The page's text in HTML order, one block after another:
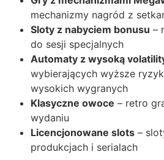
Hacklink
satın al
panel
mechanizmy nagród z
Sloty z nabyciem bonusu –
do sesji specjalnych
Automaty z wysoką
wybierających wyższe
wysokich wygranych
Klasyczne owoce – retro
wydaniu
Licencjonowane slots –
produkcjach i serialach